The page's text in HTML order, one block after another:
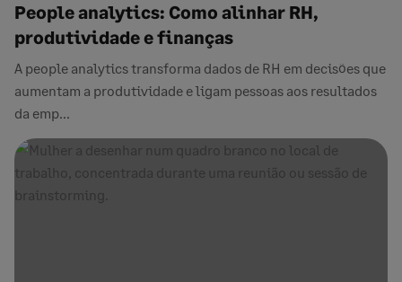
People analytics: Como alinhar RH,
produtividade e finanças
A people analytics transforma dados de RH em decisões que
aumentam a produtividade e ligam pessoas aos resultados
da emp...